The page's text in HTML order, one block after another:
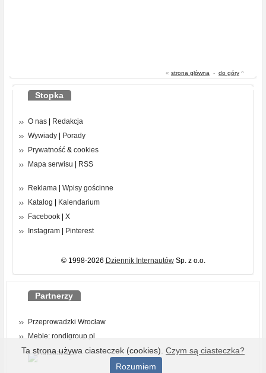
« strona główna - do góry ^
Stopka
O nas
Redakcja
Wywiady
Porady
Prywatność & cookies
Mapa serwisu
RSS
Reklama
Wpisy gościnne
Katalog
Kalendarium
Facebook
X
Instagram
Pinterest
© 1998-2026 Dziennik InternautówSp. z o.o.
Partnerzy
Przeprowadzki Wrocław
Meble: rondigroup.pl
Ta strona używa ciasteczek (cookies). Czym są ciasteczka?
Rozumiem